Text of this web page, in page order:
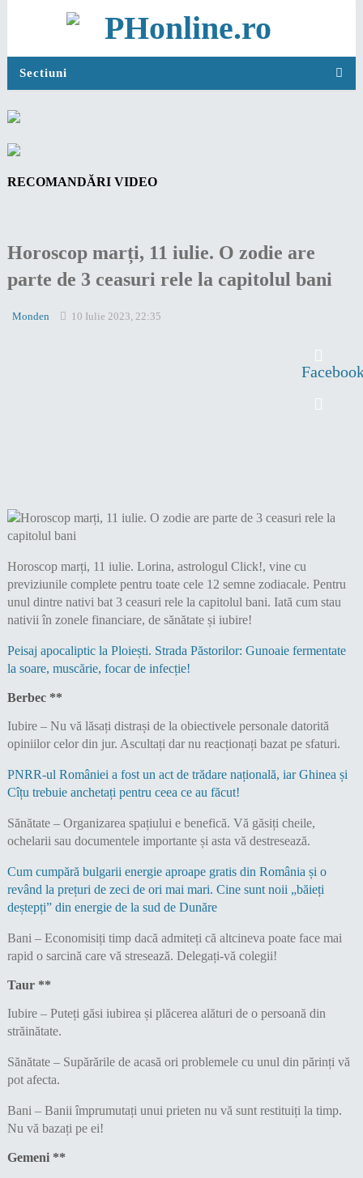
Sectiuni
RECOMANDĂRI VIDEO
Horoscop marți, 11 iulie. O zodie are
parte de 3 ceasuri rele la capitolul bani
Monden 10 Iulie 2023, 22:35
Horoscop marți, 11 iulie. Lorina, astrologul Click!, vine cu
previziunile complete pentru toate cele 12 semne zodiacale. Pentru
unul dintre nativi bat 3 ceasuri rele la capitolul bani. Iată cum stau
nativii în zonele financiare, de sănătate și iubire!
Peisaj apocaliptic la Ploiești. Strada Păstorilor: Gunoaie fermentate
la soare, muscărie, focar de infecție!
Berbec **
Iubire – Nu vă lăsați distrași de la obiectivele personale datorită
opiniilor celor din jur. Ascultați dar nu reacționați bazat pe sfaturi.
PNRR-ul României a fost un act de trădare națională, iar Ghinea și
Cîțu trebuie anchetați pentru ceea ce au făcut!
Sănătate – Organizarea spațiului e benefică. Vă găsiți cheile,
ochelarii sau documentele importante și asta vă destresează.
Cum cumpără bulgarii energie aproape gratis din România și o
revând la prețuri de zeci de ori mai mari. Cine sunt noii „băieți
deștepți” din energie de la sud de Dunăre
Bani – Economisiți timp dacă admiteți că altcineva poate face mai
rapid o sarcină care vă stresează. Delegați-vă colegii!
Taur **
Iubire – Puteți găsi iubirea și plăcerea alături de o persoană din
străinătate.
Sănătate – Supărările de acasă ori problemele cu unul din părinți vă
pot afecta.
Bani – Banii împrumutați unui prieten nu vă sunt restituiți la timp.
Nu vă bazați pe ei!
Gemeni **